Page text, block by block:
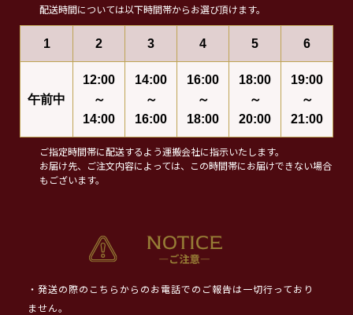
配送時間については以下時間帯からお選び頂けます。
1 2 3 4 5 6
午前中
12:00
～
14:00
14:00
～
16:00
16:00
～
18:00
18:00
～
20:00
19:00
～
21:00
ご指定時間帯に配送するよう運搬会社に指示いたします。
お届け先、ご注文内容によっては、この時間帯にお届けできない場合
もございます。
・発送の際のこちらからのお電話でのご報告は一切行っており
ません。